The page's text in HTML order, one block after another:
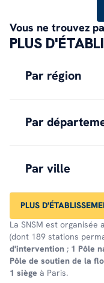
Vous ne trouvez
PLUS
Par région
Par
Par ville
PLUS
La SNSM est organisée
(dont 189 stations
d'intervention ; 1 Pôle
Pôle de soutien de la
1 siège à Paris.